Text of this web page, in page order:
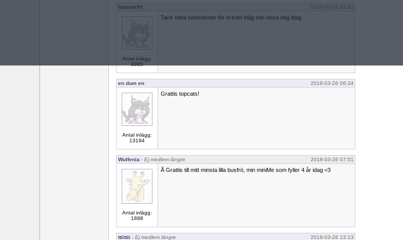
topcats50 2018-03-25 22:22
Antal inlägg:
3065
Tack mina betavänner för ni kom ihåg min stora dag idag
en dum en 2018-03-26 06:34
Antal inlägg:
13194
Grattis topcats!
Wulfenia - Ej medlem längre 2018-03-26 07:51
Antal inlägg:
1898
Å Grattis till mitt minsta lilla busfrö, min miniMe som fyller 4 år idag <3
ttiittii - Ej medlem längre 2018-03-26 13:13